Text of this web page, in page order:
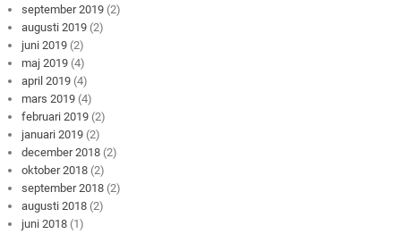
september 2019 (2)
augusti 2019 (2)
juni 2019 (2)
maj 2019 (4)
april 2019 (4)
mars 2019 (4)
februari 2019 (2)
januari 2019 (2)
december 2018 (2)
oktober 2018 (2)
september 2018 (2)
augusti 2018 (2)
juni 2018 (1)